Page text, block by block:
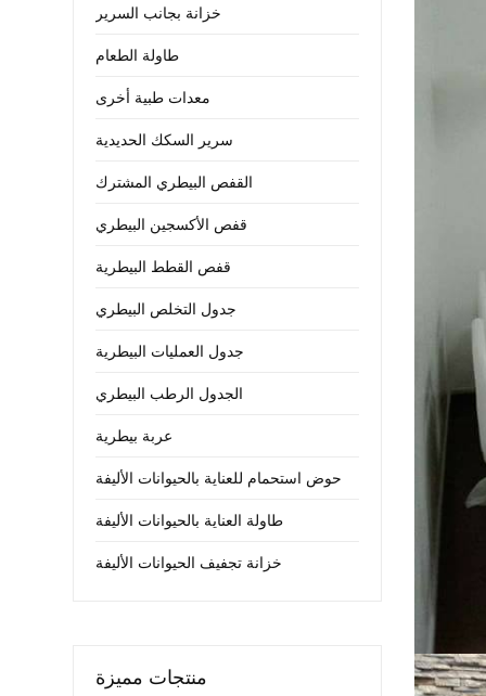
خزانة بجانب السرير
طاولة الطعام
معدات طبية أخرى
سرير السكك الحديدية
القفص البيطري المشترك
قفص الأكسجين البيطري
قفص القطط البيطرية
جدول التخلص البيطري
جدول العمليات البيطرية
الجدول الرطب البيطري
عربة بيطرية
حوض استحمام للعناية بالحيوانات الأليفة
طاولة العناية بالحيوانات الأليفة
خزانة تجفيف الحيوانات الأليفة
منتجات مميزة